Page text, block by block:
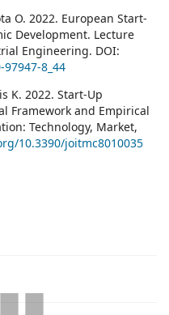
O. 2022. European Start-
Development. Lecture
Engineering. DOI:
8_44
K. 2022. Start-Up
Framework and Empirical
Technology, Market,
10.3390/joitmc8010035